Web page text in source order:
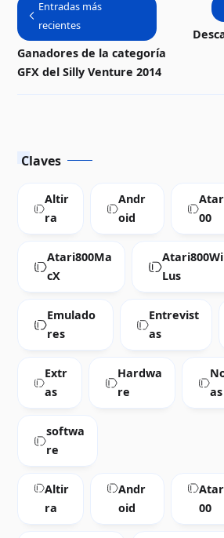
Entradas más
recientes
Ganadores de la categoría
GFX del Silly Venture 2014
Claves
Altir
ra
Andr
oid
00
Atari800Ma
cX
Lus
Emulado
res
Entrevist
as
Extr
as
Hardwa
re
as
softwa
re
Altir
ra
Andr
oid
00